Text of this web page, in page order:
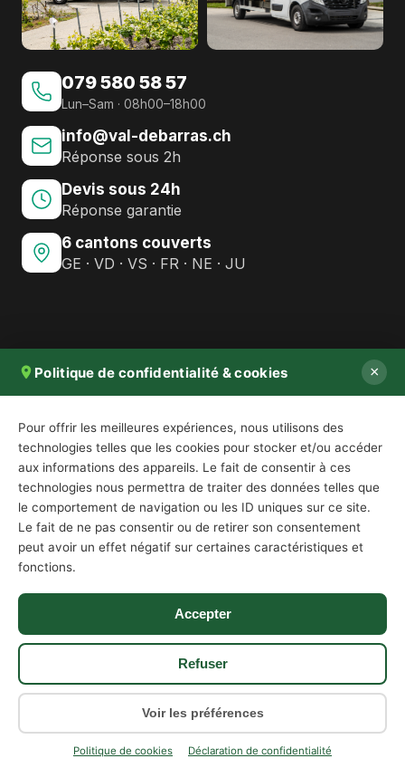
Politique de confidentialité & cookies ×
Pour offrir les meilleures expériences, nous utilisons des
technologies telles que les cookies pour stocker et/ou accéder
aux informations des appareils. Le fait de consentir à ces
technologies nous permettra de traiter des données telles que
le comportement de navigation ou les ID uniques sur ce site.
Le fait de ne pas consentir ou de retirer son consentement
peut avoir un effet négatif sur certaines caractéristiques et
fonctions.
Accepter
Refuser
Voir les préférences
Politique de cookies Déclaration de confidentialité
079 580 58 57
Lun–Sam · 08h00–18h00
info@val-debarras.ch
Réponse sous 2h
Devis sous 24h
Réponse garantie
6 cantons couverts
GE · VD · VS · FR · NE · JU
Val-Débarras
Spécialiste du débarras en Suisse romande
CONTACT
info@val-debarras.ch
079 580 58 57
Lun–Sam · 08h–18h
Entreprise active dans toute la Suisse romande, avec des
équipes intervenant dans les cantons suivants :
Valais · Vaud · Genève · Fribourg · Neuchâtel · Jura
SIÈGE ADMINISTRATIF (CORRESPONDANCE)
Val-Débarras Sàrl
1950 Sion
© 2026 Val-Débarras Sàrl — Tous droits réservés